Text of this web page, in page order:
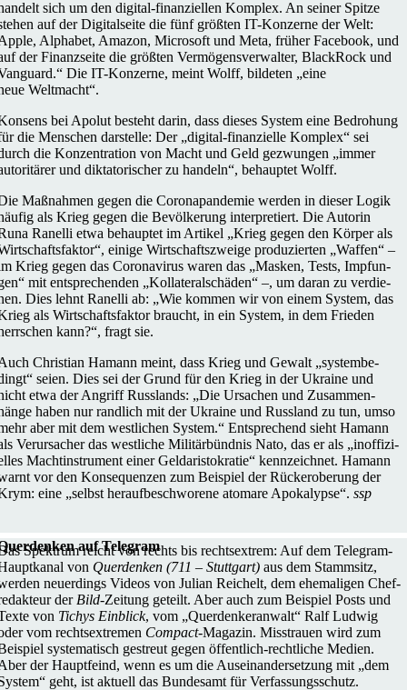
sich um den digital-finan­­zi­el­­len Komplex. An seiner Spitze
auf der Digi­tal­seite die fünf größten IT-Kon­­­zerne der Welt:
Alpha­bet, Amazon, Micro­soft und Meta, früher Face­book, und
der Finanz­seite die größten Ver­mö­gens­ver­wal­ter, Black­Rock und
Die IT-Kon­­­zerne, meint Wolff, bil­de­ten „eine
Weltmacht“.
bei Apolut besteht darin, dass dieses System eine Bedro­hung
die Men­schen dar­stelle: Der „digital-finan­­zi­elle Komplex“ sei
die Kon­zen­tra­tion von Macht und Geld gezwun­gen „immer
und dik­ta­to­ri­scher zu handeln“, behaup­tet Wolff.
Maß­nah­men gegen die Coro­na­pan­de­mie werden in dieser Logik
als Krieg gegen die Bevöl­ke­rung inter­pre­tiert. Die Autorin
Ranelli etwa behaup­tet im Artikel „Krieg gegen den Körper als
einige Wirt­schafts­zweige pro­du­zier­ten „Waffen“ –
Krieg gegen das Coro­na­vi­rus waren das „Masken, Tests, Imp­fun­
mit ent­spre­chen­den „Kol­la­te­ral­schä­den“ –, um daran zu ver­die­
Dies lehnt Ranelli ab: „Wie kommen wir von einem System, das
als Wirt­schafts­fak­tor braucht, in ein System, in dem Frieden
kann?“, fragt sie.
Chris­tian Hamann meint, dass Krieg und Gewalt „sys­tem­be­
seien. Dies sei der Grund für den Krieg in der Ukraine und
etwa der Angriff Russ­lands: „Die Ursa­chen und Zusam­men­
haben nur rand­lich mit der Ukraine und Russ­land zu tun, umso
aber mit dem west­li­chen System.“ Ent­spre­chend sieht Hamann
Ver­ur­sa­cher das west­li­che Mili­tär­bünd­nis Nato, das er als „inof­fi­zi­
Macht­in­stru­ment einer Geld­aris­to­kra­tie“ kenn­zeich­net. Hamann
vor den Kon­se­quen­zen zum Bei­spiel der Rück­erobe­rung der
eine „selbst her­auf­be­schwo­rene atomare Apo­ka­lypse“. ssp
auf Telegram
Spek­trum reicht von rechts bis rechts­extrem: Auf dem Tele­­gram-
von Quer­den­ken (711 – Stutt­gart) aus dem Stamm­sitz,
neu­er­dings Videos von Julian Rei­chelt, dem ehe­ma­li­gen Chef­
der Bild-Zeitung geteilt. Aber auch zum Bei­spiel Posts und
von Tichys Ein­blick, vom „Quer­den­ker­an­walt“ Ralf Ludwig
vom rechts­extre­men Compact-Magazin. Miss­trauen wird zum
sys­te­ma­tisch gestreut gegen öffen­t­­lich-rech­t­­li­che Medien.
der Haupt­feind, wenn es um die Aus­ein­an­der­set­zung mit „dem
geht, ist aktuell das Bun­des­amt für Verfassungsschutz.